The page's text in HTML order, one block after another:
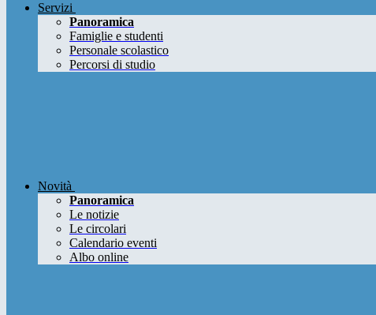
Servizi
Panoramica
Famiglie e studenti
Personale scolastico
Percorsi di studio
Novità
Panoramica
Le notizie
Le circolari
Calendario eventi
Albo online